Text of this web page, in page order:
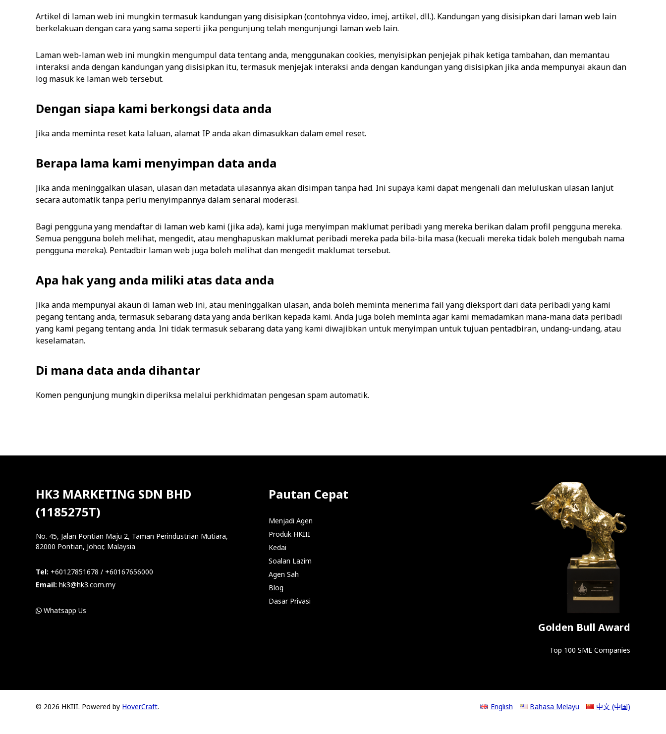
Artikel di laman web ini mungkin termasuk kandungan yang disisipkan (contohnya video, imej, artikel, dll.). Kandungan yang disisipkan dari laman web lain
berkelakuan dengan cara yang sama seperti jika pengunjung telah mengunjungi laman web lain.
Laman web-laman web ini mungkin mengumpul data tentang anda, menggunakan cookies, menyisipkan penjejak pihak ketiga tambahan, dan memantau
interaksi anda dengan kandungan yang disisipkan itu, termasuk menjejak interaksi anda dengan kandungan yang disisipkan jika anda mempunyai akaun dan
log masuk ke laman web tersebut.
Dengan siapa kami berkongsi data anda
Jika anda meminta reset kata laluan, alamat IP anda akan dimasukkan dalam emel reset.
Berapa lama kami menyimpan data anda
Jika anda meninggalkan ulasan, ulasan dan metadata ulasannya akan disimpan tanpa had. Ini supaya kami dapat mengenali dan meluluskan ulasan lanjut
secara automatik tanpa perlu menyimpannya dalam senarai moderasi.
Bagi pengguna yang mendaftar di laman web kami (jika ada), kami juga menyimpan maklumat peribadi yang mereka berikan dalam profil pengguna mereka.
Semua pengguna boleh melihat, mengedit, atau menghapuskan maklumat peribadi mereka pada bila-bila masa (kecuali mereka tidak boleh mengubah nama
pengguna mereka). Pentadbir laman web juga boleh melihat dan mengedit maklumat tersebut.
Apa hak yang anda miliki atas data anda
Jika anda mempunyai akaun di laman web ini, atau meninggalkan ulasan, anda boleh meminta menerima fail yang dieksport dari data peribadi yang kami
pegang tentang anda, termasuk sebarang data yang anda berikan kepada kami. Anda juga boleh meminta agar kami memadamkan mana-mana data peribadi
yang kami pegang tentang anda. Ini tidak termasuk sebarang data yang kami diwajibkan untuk menyimpan untuk tujuan pentadbiran, undang-undang, atau
keselamatan.
Di mana data anda dihantar
Komen pengunjung mungkin diperiksa melalui perkhidmatan pengesan spam automatik.
HK3 MARKETING SDN BHD
(1185275T)
No. 45, Jalan Pontian Maju 2, Taman Perindustrian Mutiara,
82000 Pontian, Johor, Malaysia
Tel: +60127851678 / +60167656000
Email: hk3@hk3.com.my
Whatsapp Us
Pautan Cepat
Menjadi Agen
Produk HKIII
Kedai
Soalan Lazim
Agen Sah
Blog
Dasar Privasi
Golden Bull Award
Top 100 SME Companies
© 2026 HKIII. Powered by HoverCraft. English Bahasa Melayu 中文 (中国)